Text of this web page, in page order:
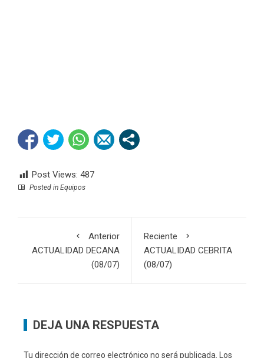
Post Views: 487
Posted in Equipos
Anterior
ACTUALIDAD DECANA
(08/07)
Reciente
ACTUALIDAD CEBRITA
(08/07)
DEJA UNA RESPUESTA
Tu dirección de correo electrónico no será publicada. Los